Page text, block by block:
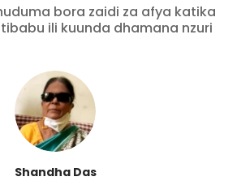
bora zaidi za afya katika
ili kuunda dhamana nzuri
Shandha Das